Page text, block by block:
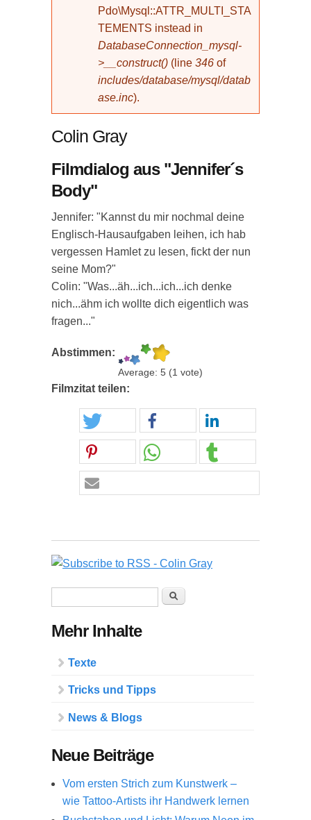
Pdo\Mysql::ATTR_MULTI_STA
TEMENTS instead in
DatabaseConnection_mysql-
>__construct() (line 346 of
includes/database/mysql/datab
ase.inc).
Colin Gray
Filmdialog aus "Jennifer´s
Body"
Jennifer: "Kannst du mir nochmal deine
Englisch-Hausaufgaben leihen, ich hab
vergessen Hamlet zu lesen, fickt der nun
seine Mom?"
Colin: "Was...äh...ich...ich...ich denke
nich...ähm ich wollte dich eigentlich was
fragen..."
Abstimmen:
Average: 5 (1 vote)
Filmzitat teilen:
Suche
Mehr Inhalte
Texte
Tricks und Tipps
News & Blogs
Neue Beiträge
Vom ersten Strich zum Kunstwerk –
wie Tattoo-Artists ihr Handwerk lernen